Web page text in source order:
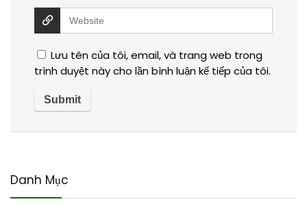
Lưu tên của tôi, email, và trang web trong
trình duyệt này cho lần bình luận kế tiếp của tôi.
Danh Mục